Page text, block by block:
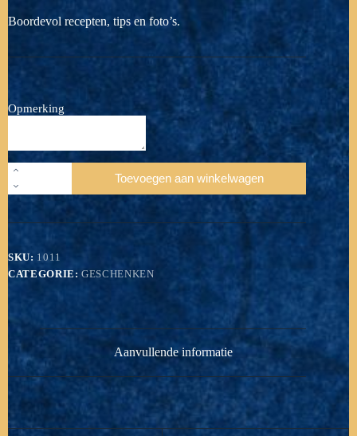
Boordevol recepten, tips en foto’s.
Opmerking
Viskookboek
aantal
Toevoegen aan winkelwagen
SKU: 1011
CATEGORIE:GESCHENKEN
Aanvullende informatie